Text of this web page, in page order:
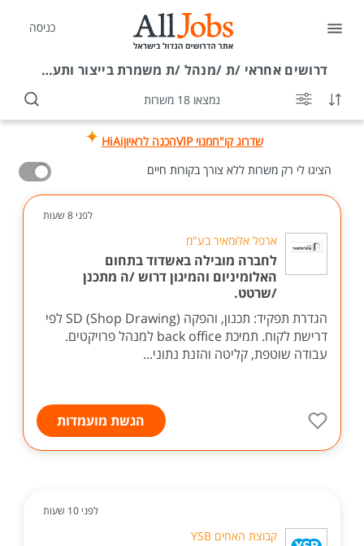
כניסה
דרושים אחראי /ת /מנהל /ת משמרת בייצור ותעשייה ביבנה
נמצאו 18 משרות
שדרוג קו"חמנוי VIP הכנה לראיוןHiAi
הציגו לי רק משרות ללא צורך בקורות חיים
לפני 8 שעות
ארפל אלומאיר בע"מ
לחברה מובילה באשדוד בתחום
האלומיניום והמיגון דרוש /ה מתכנן
/שרטט.
הגדרת תפקיד: תכנון, והפקה SD (Shop Drawing) לפי
דרישת לקוח. תמיכת back office למנהל פרויקטים.
עבודה שוטפת, קליטה והזנת נתוני...
הגשת מועמדות
לפני 10 שעות
קבוצת האחים YSB